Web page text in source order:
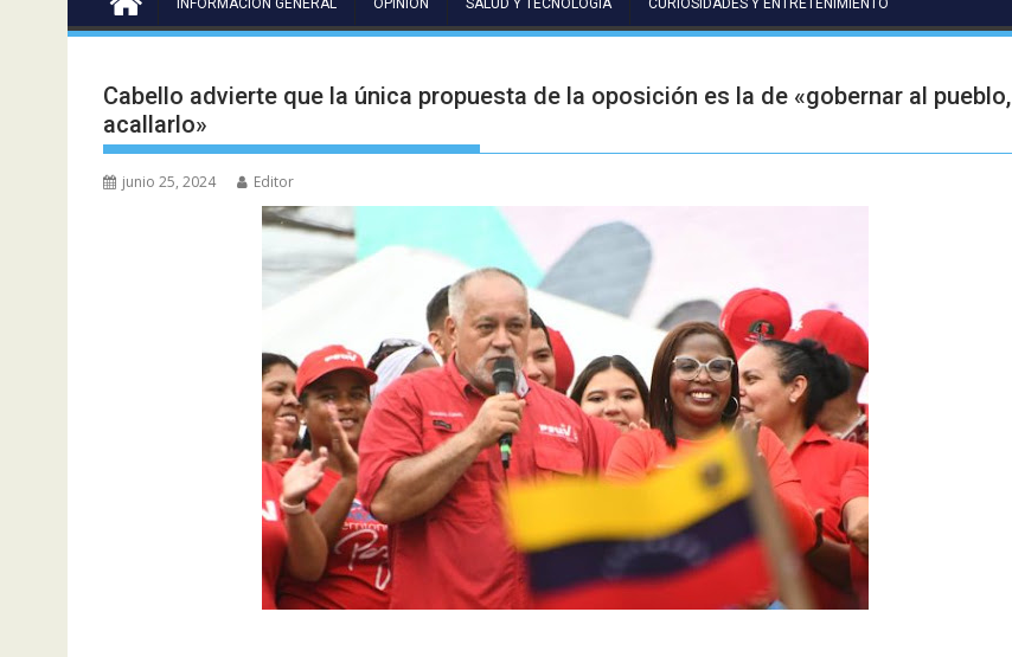
Cabello advierte que la única propuesta de la oposición es la de «gobernar al pueblo,
acallarlo»
junio 25, 2024 Editor